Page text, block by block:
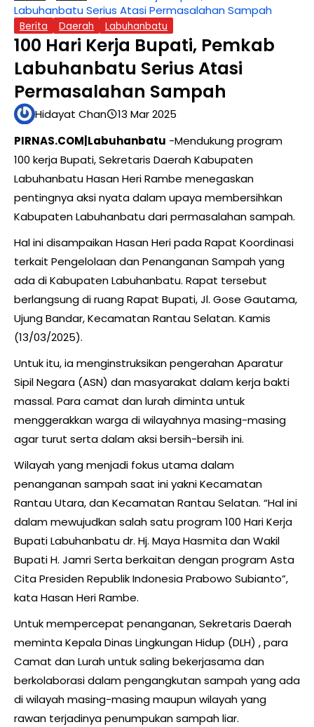
Labuhanbatu Serius Atasi Permasalahan Sampah
Berita Daerah Labuhanbatu
100 Hari Kerja Bupati, Pemkab
Labuhanbatu Serius Atasi
Permasalahan Sampah
Hidayat Chan
13 Mar 2025
PIRNAS.COM|Labuhanbatu -Mendukung program
100 kerja Bupati, Sekretaris Daerah Kabupaten
Labuhanbatu Hasan Heri Rambe menegaskan
pentingnya aksi nyata dalam upaya membersihkan
Kabupaten Labuhanbatu dari permasalahan sampah.
Hal ini disampaikan Hasan Heri pada Rapat Koordinasi
terkait Pengelolaan dan Penanganan Sampah yang
ada di Kabupaten Labuhanbatu. Rapat tersebut
berlangsung di ruang Rapat Bupati, Jl. Gose Gautama,
Ujung Bandar, Kecamatan Rantau Selatan. Kamis
(13/03/2025).
Untuk itu, ia menginstruksikan pengerahan Aparatur
Sipil Negara (ASN) dan masyarakat dalam kerja bakti
massal. Para camat dan lurah diminta untuk
menggerakkan warga di wilayahnya masing-masing
agar turut serta dalam aksi bersih-bersih ini.
Wilayah yang menjadi fokus utama dalam
penanganan sampah saat ini yakni Kecamatan
Rantau Utara, dan Kecamatan Rantau Selatan. “Hal ini
dalam mewujudkan salah satu program 100 Hari Kerja
Bupati Labuhanbatu dr. Hj. Maya Hasmita dan Wakil
Bupati H. Jamri Serta berkaitan dengan program Asta
Cita Presiden Republik Indonesia Prabowo Subianto”,
kata Hasan Heri Rambe.
Untuk mempercepat penanganan, Sekretaris Daerah
meminta Kepala Dinas Lingkungan Hidup (DLH) , para
Camat dan Lurah untuk saling bekerjasama dan
berkolaborasi dalam pengangkutan sampah yang ada
di wilayah masing-masing maupun wilayah yang
rawan terjadinya penumpukan sampah liar.